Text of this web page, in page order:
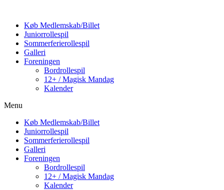
Køb Medlemskab/Billet
Juniorrollespil
Sommerferierollespil
Galleri
Foreningen
Bordrollespil
12+ / Magisk Mandag
Kalender
Menu
Køb Medlemskab/Billet
Juniorrollespil
Sommerferierollespil
Galleri
Foreningen
Bordrollespil
12+ / Magisk Mandag
Kalender